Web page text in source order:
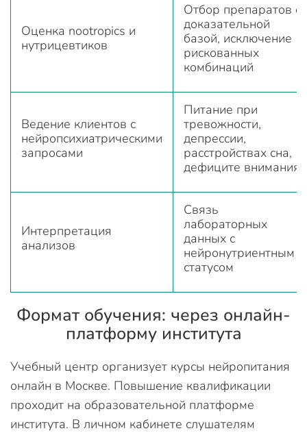
Оценка nootropics и
нутрицевтиков
Отбор препаратов с
доказательной
базой, исключение
рискованных
комбинаций
Ведение клиентов с
нейропсихиатрическими
запросами
Питание при
тревожности,
депрессии,
расстройствах сна,
дефиците внимания
Интерпретация
анализов
Связь
лабораторных
данных с
нейронутриентным
статусом
Формат обучения: через онлайн-
платформу института
Учебный центр организует курсы нейропитания
онлайн в Москве. Повышение квалификации
проходит на образовательной платформе
института. В личном кабинете слушателям